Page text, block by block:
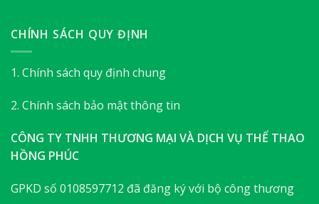
CHÍNH SÁCH QUY ĐỊNH
1. Chính sách quy định chung
2. Chính sách bảo mật thông tin
CÔNG TY TNHH THƯƠNG MẠI VÀ DỊCH VỤ THỂ THAO
HỒNG PHÚC
GPKD số 0108597712 đã đăng ký với bộ công thương